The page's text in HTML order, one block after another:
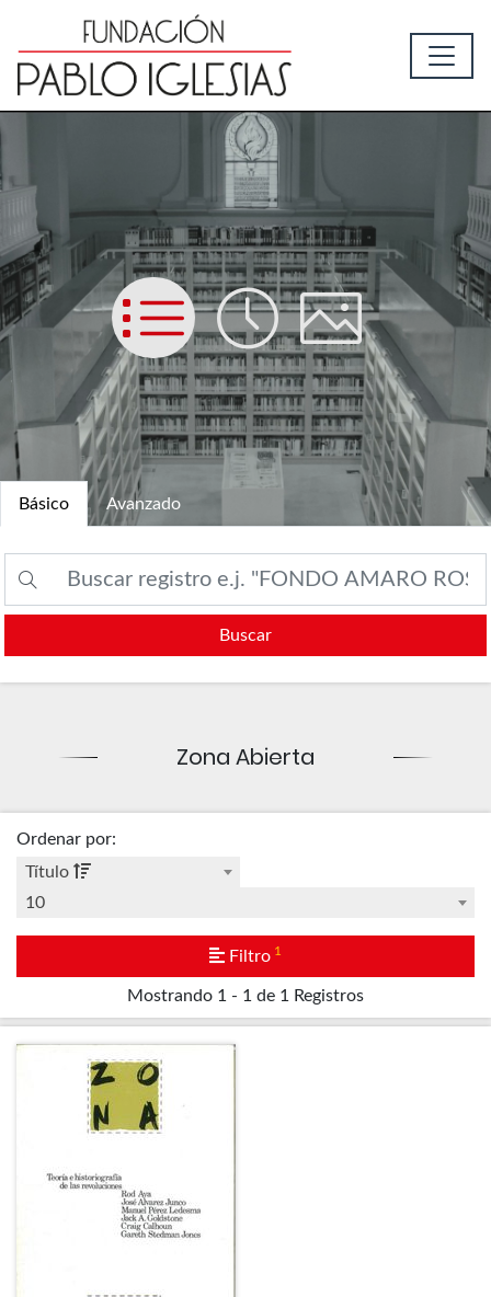
List Time Picture
Básico Avanzado
Buscar
Zona Abierta
Mostrando 1 - 1 de 1 Registros
Ordenar por:
Título
10
Filtro 1